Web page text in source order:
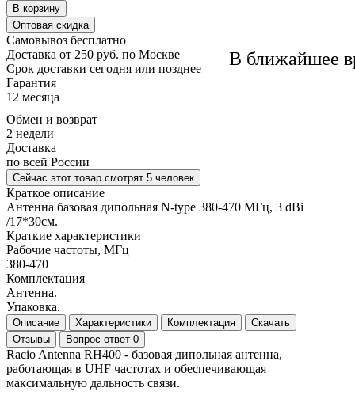
В ближайшее
В корзину
Оптовая скидка
Самовывоз бесплатно
Доставка от 250 руб. по Москве
Cрок доставки сегодня или позднее
Гарантия
12 месяца
Обмен и возврат
2 недели
Доставка
по всей России
Сейчас этот товар смотрят 5 человек
Краткое описание
Антенна базовая дипольная N-type 380-470 МГц, 3 dBi
/17*30см.
Краткие характеристики
Рабочие частоты, МГц
380-470
Комплектация
Антенна.
Упаковка.
Описание Характеристики Комплектация
Скачать
Отзывы
Вопрос-ответ 0
Racio Antenna RH400 - базовая дипольная антенна,
работающая в UHF частотах и обеспечивающая
максимальную дальность связи.